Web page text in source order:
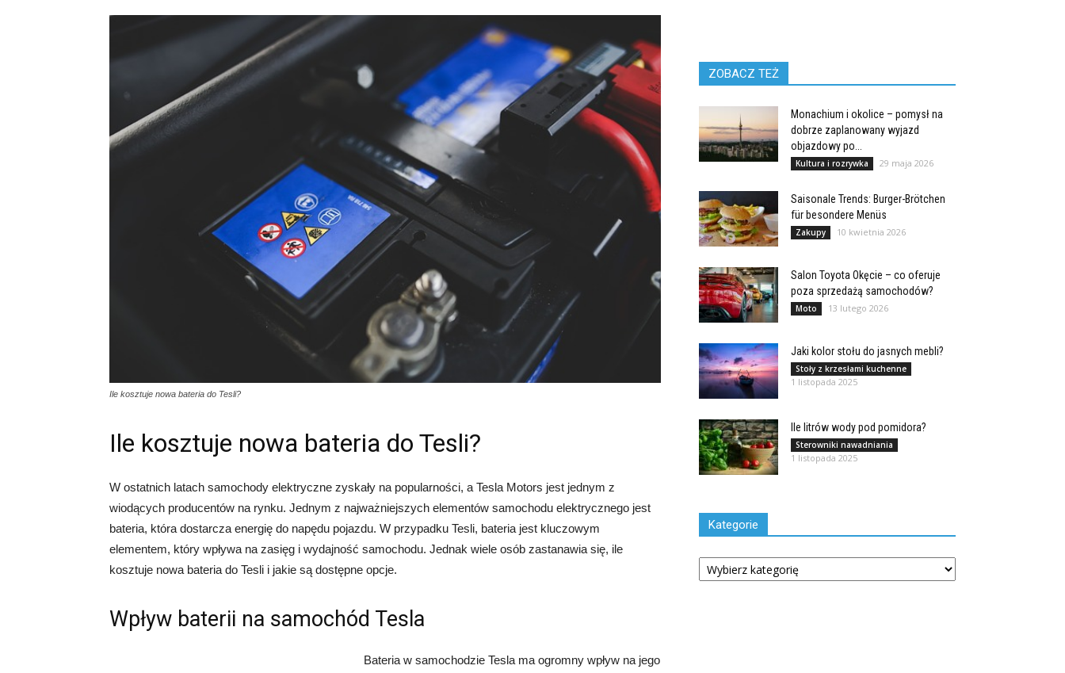
Ile kosztuje nowa bateria do Tesli?
Ile kosztuje nowa bateria do Tesli?
W ostatnich latach samochody elektryczne zyskały na popularności, a Tesla Motors jest jednym z
wiodących producentów na rynku. Jednym z najważniejszych elementów samochodu elektrycznego jest
bateria, która dostarcza energię do napędu pojazdu. W przypadku Tesli, bateria jest kluczowym
elementem, który wpływa na zasięg i wydajność samochodu. Jednak wiele osób zastanawia się, ile
kosztuje nowa bateria do Tesli i jakie są dostępne opcje.
Wpływ baterii na samochód Tesla
Bateria w samochodzie Tesla ma ogromny wpływ na jego
ZOBACZ TEŻ
Monachium i okolice – pomysł na
dobrze zaplanowany wyjazd
objazdowy po...
Kultura i rozrywka 29 maja 2026
Saisonale Trends: Burger-Brötchen
für besondere Menüs
Zakupy 10 kwietnia 2026
Salon Toyota Okęcie – co oferuje
poza sprzedażą samochodów?
Moto 13 lutego 2026
Jaki kolor stołu do jasnych mebli?
Stoły z krzesłami kuchenne
1 listopada 2025
Ile litrów wody pod pomidora?
Sterowniki nawadniania
1 listopada 2025
Kategorie
Kategorie